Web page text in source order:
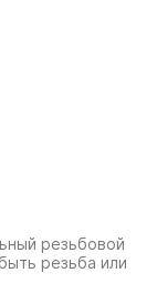
резьбовой
резьба или